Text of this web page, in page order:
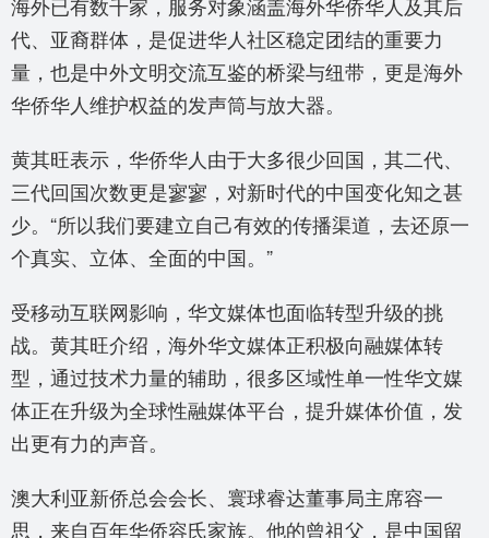
代、亚裔群体，是促进华人社区稳定团结的重要力
量，也是中外文明交流互鉴的桥梁与纽带，更是海外
华侨华人维护权益的发声筒与放大器。
黄其旺表示，华侨华人由于大多很少回国，其二代、
三代回国次数更是寥寥，对新时代的中国变化知之甚
少。“所以我们要建立自己有效的传播渠道，去还原一
个真实、立体、全面的中国。”
受移动互联网影响，华文媒体也面临转型升级的挑
战。黄其旺介绍，海外华文媒体正积极向融媒体转
型，通过技术力量的辅助，很多区域性单一性华文媒
体正在升级为全球性融媒体平台，提升媒体价值，发
出更有力的声音。
澳大利亚新侨总会会长、寰球睿达董事局主席容一
思，来自百年华侨容氏家族。他的曾祖父，是中国留